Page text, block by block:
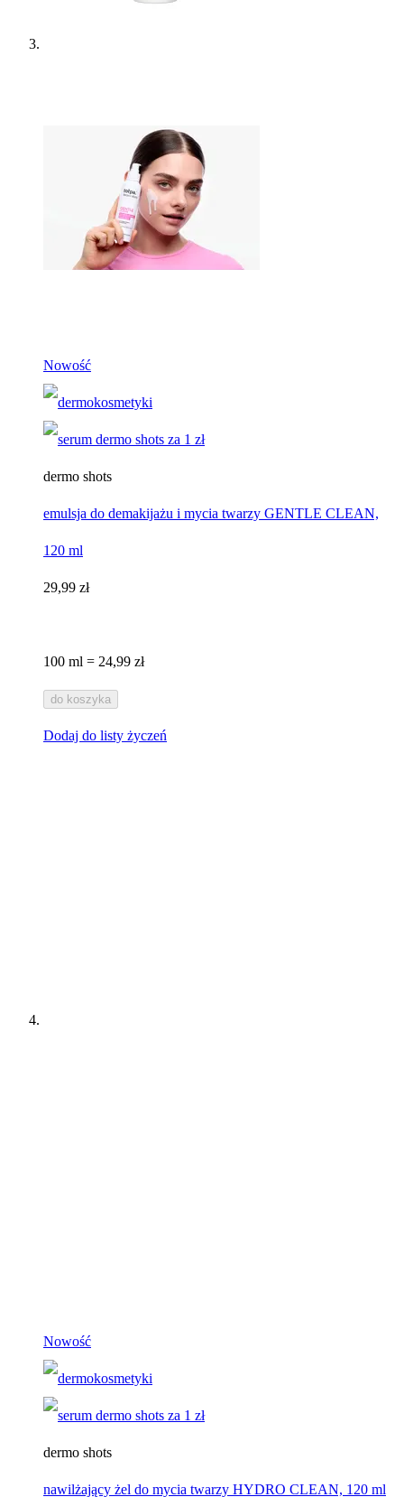
Nowość
dermo shots
emulsja do demakijażu i mycia twarzy GENTLE CLEAN,
120 ml
29,99 zł
100 ml = 24,99 zł
do koszyka
Dodaj do listy życzeń
Nowość
dermo shots
nawilżający żel do mycia twarzy HYDRO CLEAN, 120 ml